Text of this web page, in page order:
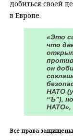
добиться своей
в Европе.
«Это
что
он
НАТО
“Ъ”),
НАТО»,
Все права